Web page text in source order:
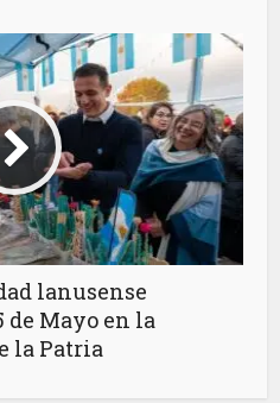
lanusense
de Mayo en la
la Patria